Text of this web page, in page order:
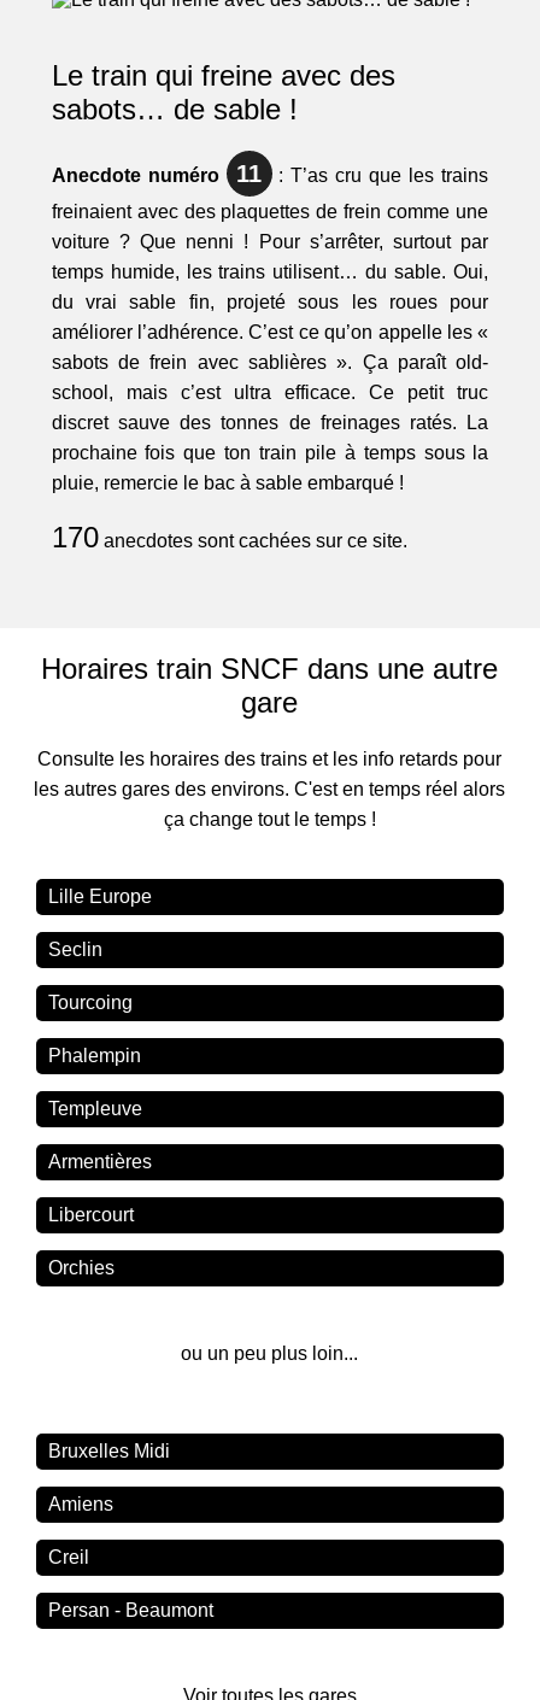
Le train qui freine avec des
sabots… de sable !
Anecdote numéro 11 : T’as cru que les trains
freinaient avec des plaquettes de frein comme une
voiture ? Que nenni ! Pour s’arrêter, surtout par
temps humide, les trains utilisent… du sable. Oui,
du vrai sable fin, projeté sous les roues pour
améliorer l’adhérence. C’est ce qu’on appelle les «
sabots de frein avec sablières ». Ça paraît old-
school, mais c’est ultra efficace. Ce petit truc
discret sauve des tonnes de freinages ratés. La
prochaine fois que ton train pile à temps sous la
pluie, remercie le bac à sable embarqué !
170anecdotes sont cachées sur ce site.
Horaires train SNCF dans une autre
gare
Consulte les horaires des trains et les info retards pour
les autres gares des environs. C'est en temps réel alors
ça change tout le temps !
Lille Europe
Seclin
Tourcoing
Phalempin
Templeuve
Armentières
Libercourt
Orchies
ou un peu plus loin...
Bruxelles Midi
Amiens
Creil
Persan - Beaumont
Voir toutes les gares